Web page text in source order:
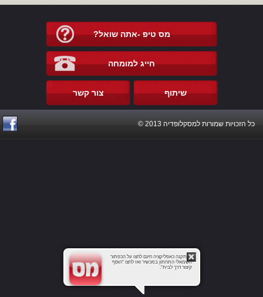
מס טיפ -אתה שואל?
חייג למומחה
צור קשר שיתוף
כל הזכויות שמורות למסקלופדיה 2013 ©
להתקנה כאפליקציה חינם לחצו על הכפתור
השמאלי התחתון במכשיר ואז לחצו "הוסף
קיצור דרך לבית".